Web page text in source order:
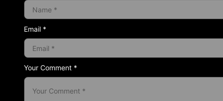
Your Comment *
Email *